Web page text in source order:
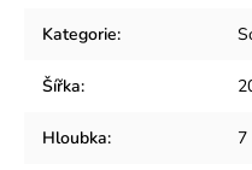
Kategorie:
Šířka:
Hloubka: 7